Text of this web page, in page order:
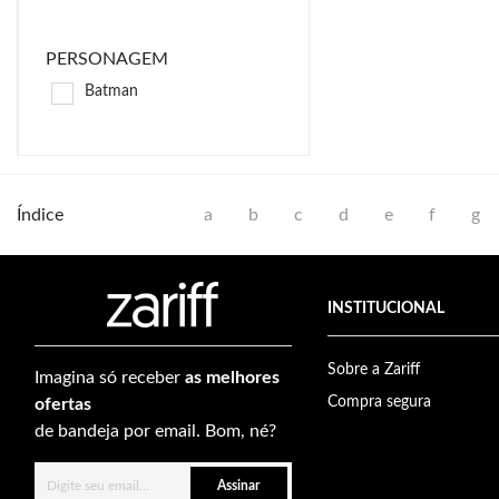
PERSONAGEM
Batman
Índice a b c d e f g
Imagina só receber as melhores
ofertas
de bandeja por email. Bom, né?
Assinar
INSTITUCIONAL
Sobre a Zariff
Compra segura